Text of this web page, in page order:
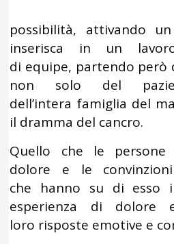
possibilità, attivando
inserisca in un
di equipe, partendo però
non solo del
dell’intera famiglia del
il dramma del cancro.
Quello che le
dolore e le
che hanno su di esso
esperienza di dolore
loro risposte emotive e